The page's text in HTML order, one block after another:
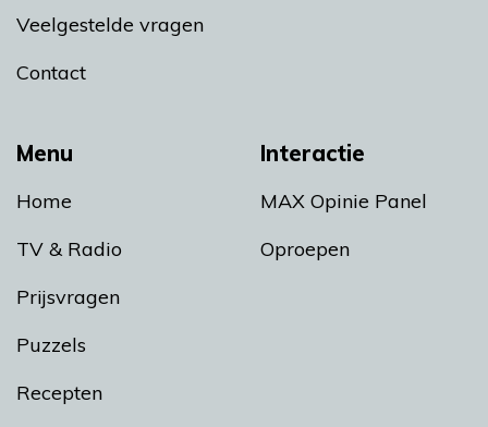
Menu
Home
TV & Radio
Prijsvragen
Puzzels
Recepten
Interactie
MAX Opinie Panel
Oproepen
Veelgestelde vragen
Contact